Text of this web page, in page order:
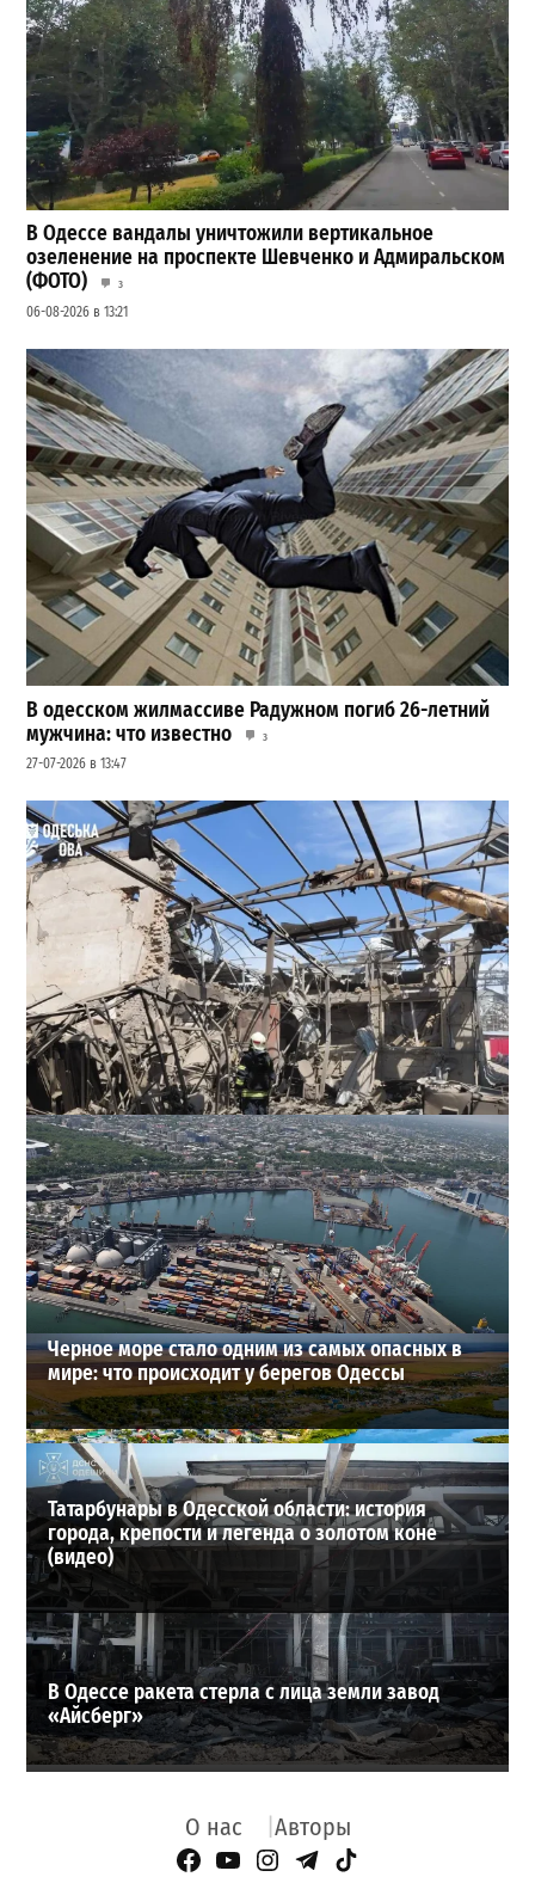
В Одессе вандалы уничтожили вертикальное
озеленение на проспекте Шевченко и Адмиральском
(ФОТО)
3
06-08-2026 в 13:21
В одесском жилмассиве Радужном погиб 26-летний
мужчина: что известно
3
27-07-2026 в 13:47
В Одессе выросло число пострадавших после атаки
реактивных дронов (фото)
24-07-2026 в 14:29
ВИБОР РЕДАКЦИИ
Черное море стало одним из самых опасных в
мире: что происходит у берегов Одессы
Татарбунары в Одесской области: история
города, крепости и легенда о золотом коне
(видео)
В Одессе ракета стерла с лица земли завод
«Айсберг»
О нас Авторы
Facebook Page
YouTube
Instagram
Telegram
TikTok